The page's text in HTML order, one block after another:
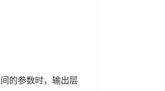
的参数时，输出层